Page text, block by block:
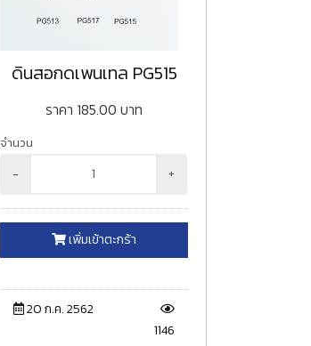
ดินสอกดเพนเทล PG515
ราคา 185.00 บาท
จำนวน
- +
เพิ่มเข้าตะกร้า
20 ก.ค. 2562
1146